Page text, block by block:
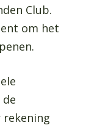
Club.
om het
rekening